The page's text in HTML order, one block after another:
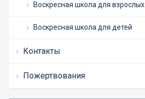
Воскресная школа для взрослых
Воскресная школа для детей
Контакты
Пожертвования